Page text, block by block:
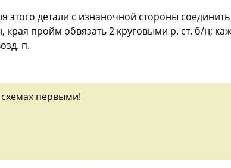
детали с изнаночной стороны
пройм обвязать 2 круговыми р. ст. б/н;
п.
первыми!